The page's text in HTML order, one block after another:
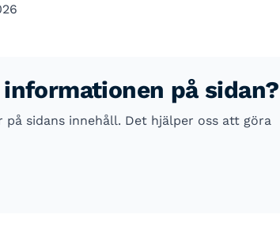
på sidan?
sidans innehåll. Det hjälper oss att göra